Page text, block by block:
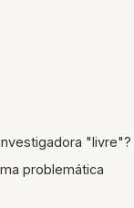
"livre"?
problemática